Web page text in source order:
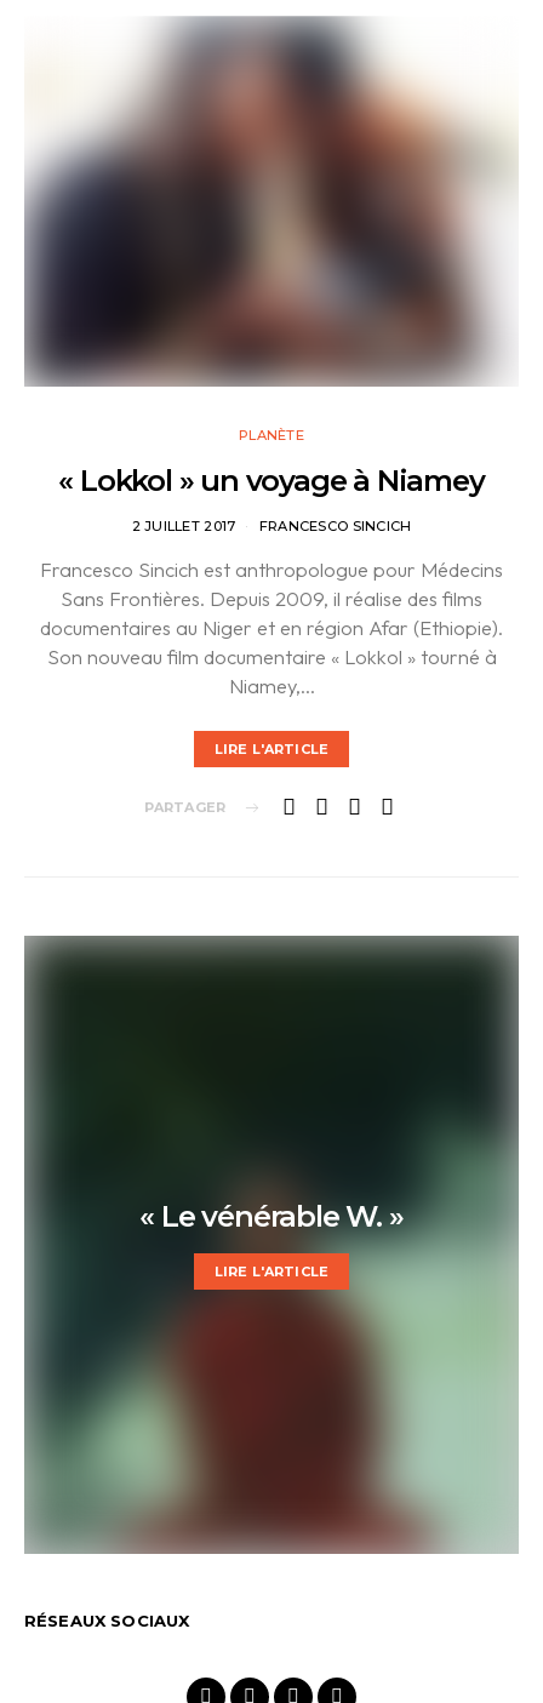
PLANÈTE
« Lokkol » un voyage à Niamey
2 JUILLET 2017 FRANCESCO SINCICH
Francesco Sincich est anthropologue pour Médecins
Sans Frontières. Depuis 2009, il réalise des films
documentaires au Niger et en région Afar (Ethiopie).
Son nouveau film documentaire « Lokkol » tourné à
Niamey,…
LIRE L'ARTICLE
PARTAGER
« Le vénérable W. »
LIRE L'ARTICLE
RÉSEAUX SOCIAUX